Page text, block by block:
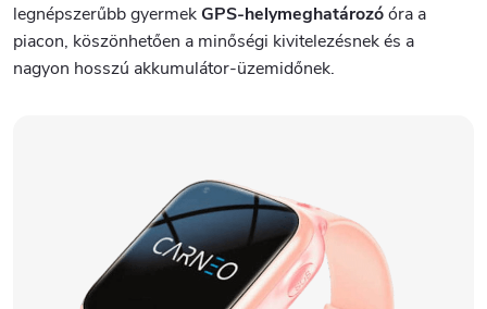
legnépszerűbb gyermekGPS-helymeghatározóóra a
piacon, köszönhetően a minőségi kivitelezésnek és a
nagyon hosszú akkumulátor-üzemidőnek.